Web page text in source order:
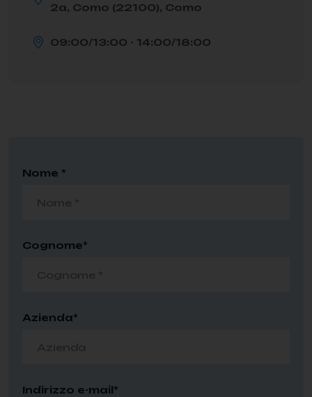
2a, Como (22100), Como
09:00/13:00 - 14:00/18:00
Nome *
Cognome*
Azienda*
Indirizzo e-mail*